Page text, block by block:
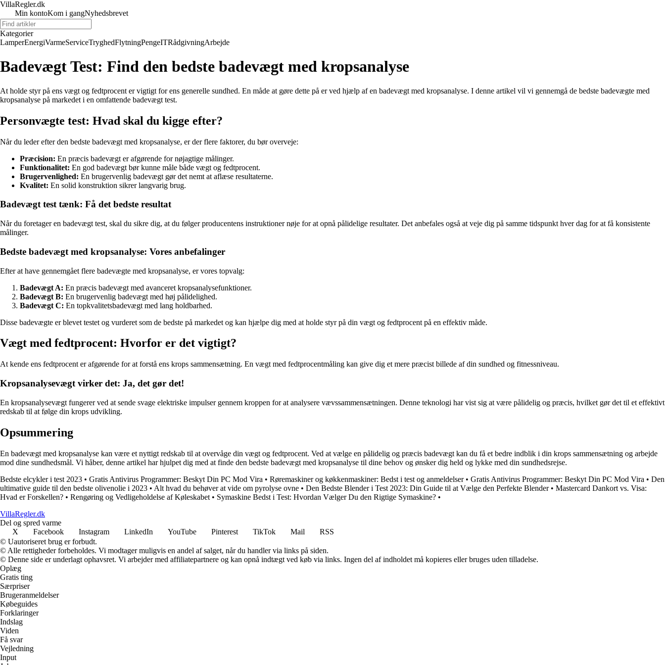
VillaRegler.dk
Min kontoKom i gangNyhedsbrevet
Kategorier
LamperEnergiVarmeServiceTryghedFlytningPengeITRådgivningArbejde
Badevægt Test: Find den bedste badevægt med kropsanalyse
At holde styr på ens vægt og fedtprocent er vigtigt for ens generelle sundhed. En måde at gøre dette på er ved hjælp af en badevægt med kropsanalyse. I denne artikel vil vi gennemgå de bedste badevægte med
kropsanalyse på markedet i en omfattende badevægt test.
Personvægte test: Hvad skal du kigge efter?
Når du leder efter den bedste badevægt med kropsanalyse, er der flere faktorer, du bør overveje:
Præcision: En præcis badevægt er afgørende for nøjagtige målinger.
Funktionalitet: En god badevægt bør kunne måle både vægt og fedtprocent.
Brugervenlighed: En brugervenlig badevægt gør det nemt at aflæse resultaterne.
Kvalitet: En solid konstruktion sikrer langvarig brug.
Badevægt test tænk: Få det bedste resultat
Når du foretager en badevægt test, skal du sikre dig, at du følger producentens instruktioner nøje for at opnå pålidelige resultater. Det anbefales også at veje dig på samme tidspunkt hver dag for at få konsistente
målinger.
Bedste badevægt med kropsanalyse: Vores anbefalinger
Efter at have gennemgået flere badevægte med kropsanalyse, er vores topvalg:
Badevægt A: En præcis badevægt med avanceret kropsanalysefunktioner.
Badevægt B: En brugervenlig badevægt med høj pålidelighed.
Badevægt C: En topkvalitetsbadevægt med lang holdbarhed.
Disse badevægte er blevet testet og vurderet som de bedste på markedet og kan hjælpe dig med at holde styr på din vægt og fedtprocent på en effektiv måde.
Vægt med fedtprocent: Hvorfor er det vigtigt?
At kende ens fedtprocent er afgørende for at forstå ens krops sammensætning. En vægt med fedtprocentmåling kan give dig et mere præcist billede af din sundhed og fitnessniveau.
Kropsanalysevægt virker det: Ja, det gør det!
En kropsanalysevægt fungerer ved at sende svage elektriske impulser gennem kroppen for at analysere vævssammensætningen. Denne teknologi har vist sig at være pålidelig og præcis, hvilket gør det til et effektivt
redskab til at følge din krops udvikling.
Opsummering
En badevægt med kropsanalyse kan være et nyttigt redskab til at overvåge din vægt og fedtprocent. Ved at vælge en pålidelig og præcis badevægt kan du få et bedre indblik i din krops sammensætning og arbejde
mod dine sundhedsmål. Vi håber, denne artikel har hjulpet dig med at finde den bedste badevægt med kropsanalyse til dine behov og ønsker dig held og lykke med din sundhedsrejse.
Bedste elcykler i test 2023 • Gratis Antivirus Programmer: Beskyt Din PC Mod Vira • Røremaskiner og køkkenmaskiner: Bedst i test og anmeldelser• Gratis Antivirus Programmer: Beskyt Din PC Mod Vira • Den
ultimative guide til den bedste olivenolie i 2023 • Alt hvad du behøver at vide om pyrolyse ovne • Den Bedste Blender i Test 2023: Din Guide til at Vælge den Perfekte Blender• Mastercard Dankort vs. Visa:
Hvad er Forskellen? • Rengøring og Vedligeholdelse af Køleskabet • Symaskine Bedst i Test: Hvordan Vælger Du den Rigtige Symaskine? •
VillaRegler.dk
Del og spred varme
X
Facebook Instagram LinkedIn YouTube Pinterest TikTok Mail
RSS
© Uautoriseret brug er forbudt.
© Alle rettigheder forbeholdes. Vi modtager muligvis en andel af salget, når du handler via links på siden.
© Denne side er underlagt ophavsret. Vi arbejder med affiliatepartnere og kan opnå indtægt ved køb via links. Ingen del af indholdet må kopieres eller bruges uden tilladelse.
Oplæg
Gratis ting
Særpriser
Brugeranmeldelser
Købeguides
Forklaringer
Indslag
Viden
Få svar
Vejledning
Input